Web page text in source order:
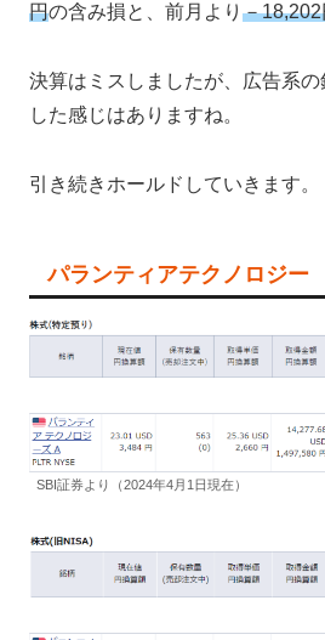
円の含み損と、前月より －18,202
決算はミスしましたが、広告系
した感じはありますね。
引き続きホールドしていきます。
パランティアテクノロジ
SBI証券より（2024年4月1日現在）